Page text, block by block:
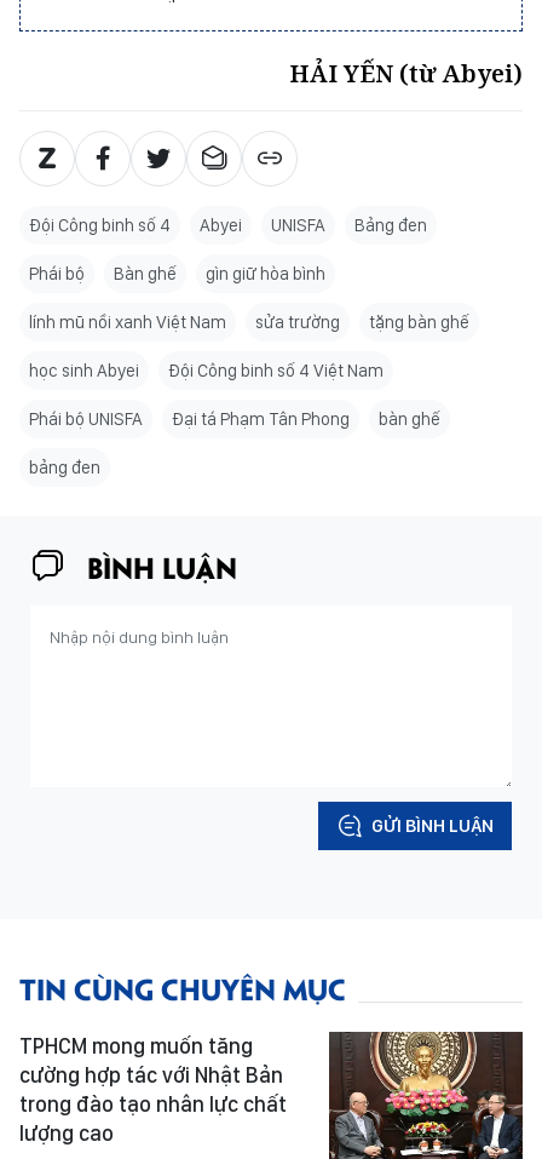
HẢI YẾN (từ Abyei)
Đội Công binh số 4 Abyei UNISFA Bảng đen
Phái bộ Bàn ghế gìn giữ hòa bình
lính mũ nồi xanh Việt Nam sửa trường tặng bàn ghế
học sinh Abyei Đội Công binh số 4 Việt Nam
Phái bộ UNISFA Đại tá Phạm Tân Phong bàn ghế
bảng đen
BÌNH LUẬN
GỬI BÌNH LUẬN
TIN CÙNG CHUYÊN MỤC
TPHCM mong muốn tăng
cường hợp tác với Nhật Bản
trong đào tạo nhân lực chất
lượng cao